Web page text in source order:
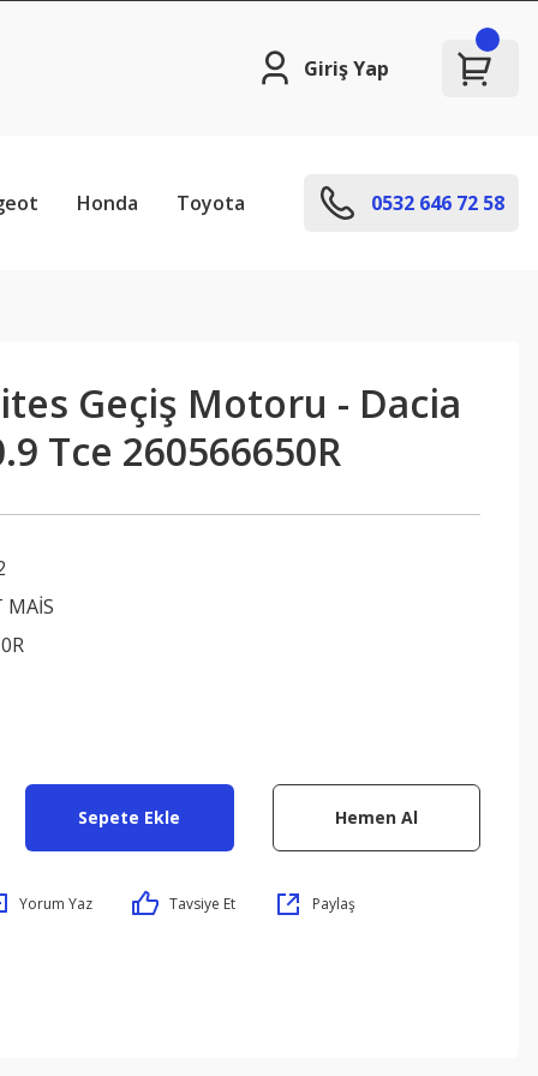
Giriş Yap
Honda Toyota 0532 646 72 58
Geçiş Motoru - Dacia
Tce 260566650R
MAİS
Sepete Ekle Hemen Al
Yorum Yaz Tavsiye Et Paylaş